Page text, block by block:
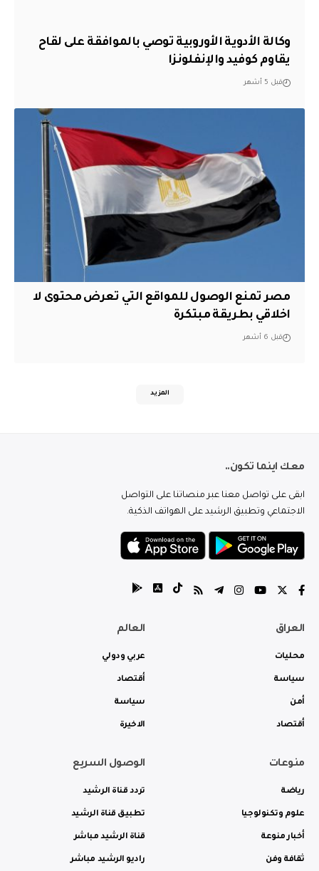
وكالة الأدوية الأوروبية توصي بالموافقة على لقاح
يقاوم كوفيد والإنفلونزا
قبل 5 أشهر
مصر تمنع الوصول للمواقع التي تعرض محتوى لا
اخلاقي بطريقة مبتكرة
قبل 6 أشهر
المزيد
معك اينما تكون..
ابقى على تواصل معنا عبر منصاتنا على التواصل
الاجتماعي وتطبيق الرشيد على الهواتف الذكية.
العراق
محليات
سياسة
أمن
أقتصاد
العالم
عربي ودولي
أقتصاد
سياسة
الاخيرة
منوعات
رياضة
علوم وتكنولوجيا
أخبار منوعة
ثقافة وفن
الوصول السريع
تردد قناة الرشيد
تطبيق قناة الرشيد
قناة الرشيد مباشر
راديو الرشيد مباشر